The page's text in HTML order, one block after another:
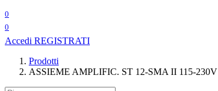
0
0
Accedi REGISTRATI
Prodotti
ASSIEME AMPLIFIC. ST 12-SMA II 115-230V